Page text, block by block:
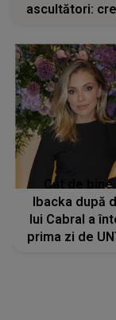
ascultători:
Cât de
Ibacka după
lui Cabral a
prima zi de